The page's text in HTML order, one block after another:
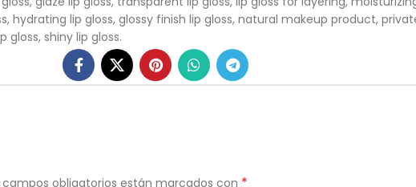
hydrating lip gloss, glossy finish lip gloss, natural makeup product,
gloss, shiny lip gloss.
campos obligatorios están marcados con *